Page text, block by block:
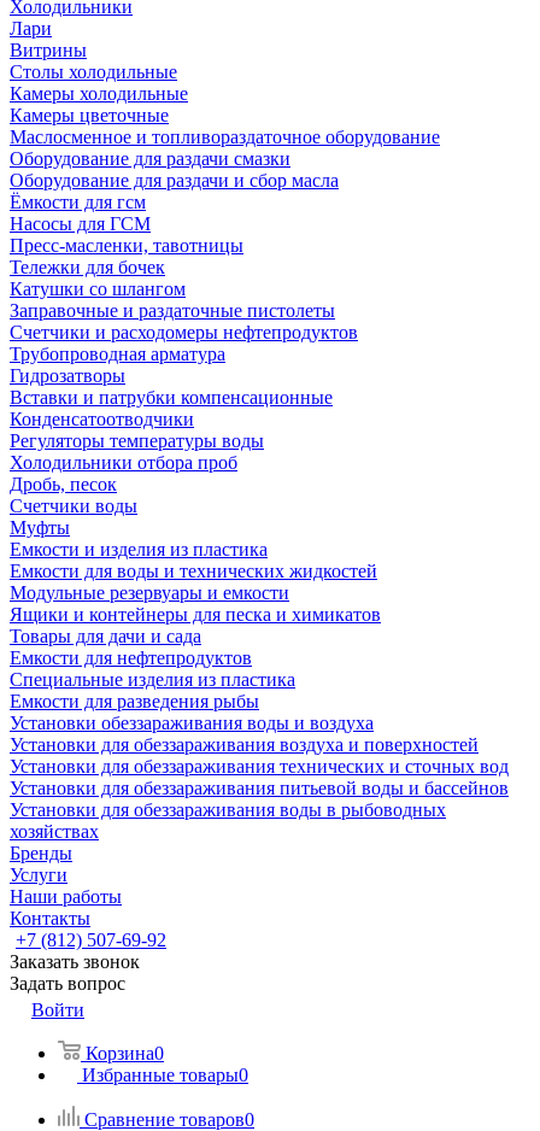
Холодильники
Лари
Витрины
Столы холодильные
Камеры холодильные
Камеры цветочные
Маслосменное и топливораздаточное оборудование
Оборудование для раздачи смазки
Оборудование для раздачи и сбор масла
Ёмкости для гсм
Насосы для ГСМ
Пресс-масленки, тавотницы
Тележки для бочек
Катушки со шлангом
Заправочные и раздаточные пистолеты
Счетчики и расходомеры нефтепродуктов
Трубопроводная арматура
Гидрозатворы
Вставки и патрубки компенсационные
Конденсатоотводчики
Регуляторы температуры воды
Холодильники отбора проб
Дробь, песок
Счетчики воды
Муфты
Емкости и изделия из пластика
Емкости для воды и технических жидкостей
Модульные резервуары и емкости
Ящики и контейнеры для песка и химикатов
Товары для дачи и сада
Емкости для нефтепродуктов
Специальные изделия из пластика
Емкости для разведения рыбы
Установки обеззараживания воды и воздуха
Установки для обеззараживания воздуха и поверхностей
Установки для обеззараживания технических и сточных вод
Установки для обеззараживания питьевой воды и бассейнов
Установки для обеззараживания воды в рыбоводных
хозяйствах
Бренды
Услуги
Наши работы
Контакты
+7 (812) 507-69-92
Заказать звонок
Задать вопрос
Войти
Корзина0
Избранные товары0
Сравнение товаров0